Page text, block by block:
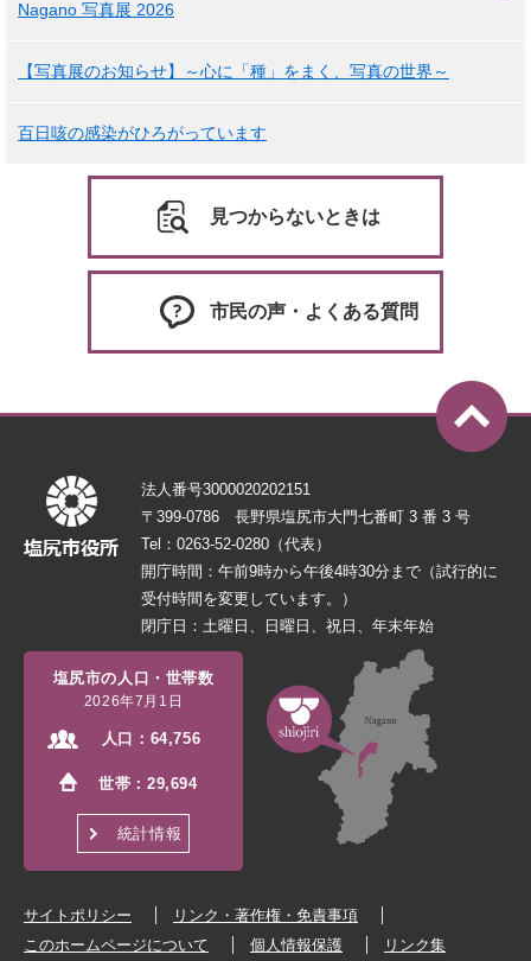
Nagano 写真展 2026
【写真展のお知らせ】～心に「種」をまく、写真の世界～
百日咳の感染がひろがっています
見つからないときは
市民の声・よくある質問
法人番号3000020202151
〒399-0786 長野県塩尻市大門七番町 3 番 3 号
Tel：0263-52-0280（代表）
開庁時間：午前9時から午後4時30分まで（試行的に
受付時間を変更しています。）
閉庁日：土曜日、日曜日、祝日、年末年始
塩尻市の人口・世帯数
2026年7月1日
人口： 64,756
世帯：29,694
統計情報
サイトポリシー
リンク・著作権・免責事項
このホームページについて
個人情報保護 リンク集